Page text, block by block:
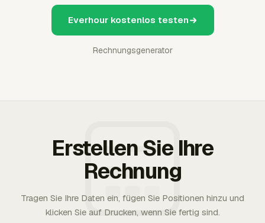
Everhour kostenlos testen
Rechnungsgenerator
Erstellen Sie Ihre
Rechnung
Tragen Sie Ihre Daten ein, fügen Sie Positionen hinzu und
klicken Sie auf Drucken, wenn Sie fertig sind.